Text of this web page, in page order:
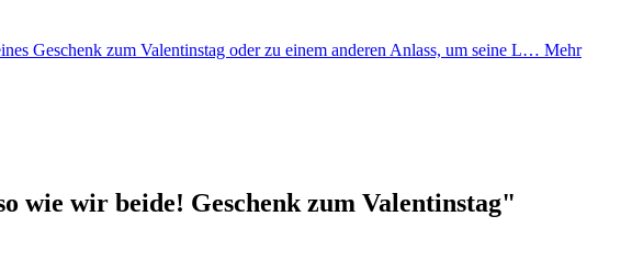
Geschenk zum Valentinstag oder zu einem anderen Anlass, um seine L… Mehr
wie wir beide! Geschenk zum Valentinstag"